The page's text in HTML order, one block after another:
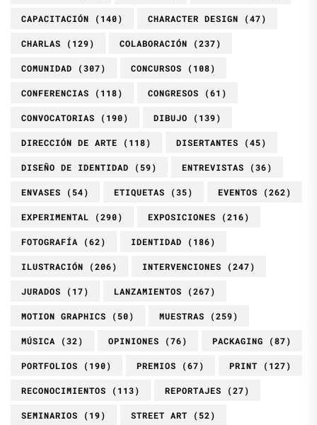
CAPACITACIÓN (140) CHARACTER DESIGN (47)
CHARLAS (129) COLABORACIÓN (237)
COMUNIDAD (307) CONCURSOS (108)
CONFERENCIAS (118) CONGRESOS (61)
CONVOCATORIAS (190) DIBUJO (139)
DIRECCIÓN DE ARTE (118) DISERTANTES (45)
DISEÑO DE IDENTIDAD (59) ENTREVISTAS (36)
ENVASES (54) ETIQUETAS (35) EVENTOS (262)
EXPERIMENTAL (290) EXPOSICIONES (216)
FOTOGRAFÍA (62) IDENTIDAD (186)
ILUSTRACIÓN (206) INTERVENCIONES (247)
JURADOS (17) LANZAMIENTOS (267)
MOTION GRAPHICS (50) MUESTRAS (259)
MÚSICA (32) OPINIONES (76) PACKAGING (87)
PORTFOLIOS (190) PREMIOS (67) PRINT (127)
RECONOCIMIENTOS (113) REPORTAJES (27)
SEMINARIOS (19) STREET ART (52)